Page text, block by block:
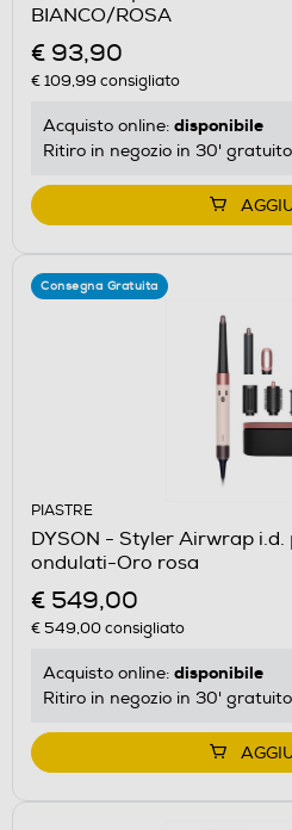
BIANCO/ROSA
€ 93,90
€ 109,99 consigliato
Acquisto online: disponibile
Ritiro in negozio in 30'
Consegna Gratuita
PIASTRE
DYSON - Styler Airwrap i.d.
ondulati-Oro rosa
€ 549,00
€ 549,00consigliato
Acquisto online: disponibile
Ritiro in negozio in 30'